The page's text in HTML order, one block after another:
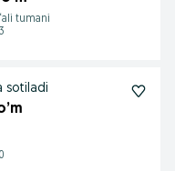
tumani
sotiladi